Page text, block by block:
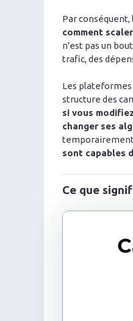
Par
comment
n'est pas un
trafic, des
Les
structure des
si vous
changer ses
sont capables
Ce que